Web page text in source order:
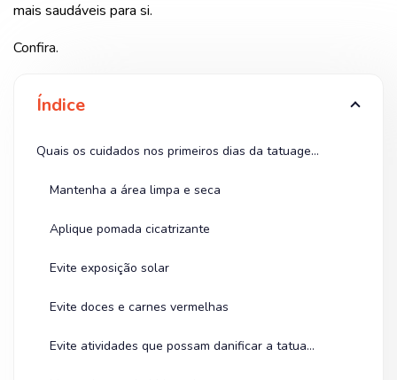
mais saudáveis para si.
Confira.
Índice
Quais os cuidados nos primeiros dias da tatuagem?
Mantenha a área limpa e seca
Aplique pomada cicatrizante
Evite exposição solar
Evite doces e carnes vermelhas
Evite atividades que possam danificar a tatuagem